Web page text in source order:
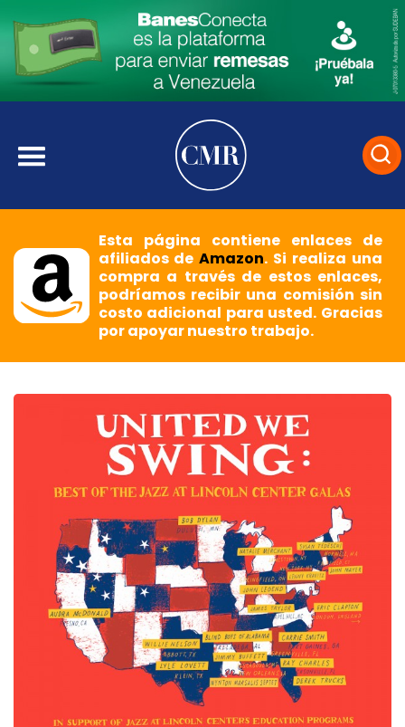
Esta página contiene enlaces de
afiliados deAmazon. Si realiza una
compra a través de estos enlaces,
podríamos recibir una comisión sin
costo adicional para usted. Gracias
por apoyar nuestro trabajo.